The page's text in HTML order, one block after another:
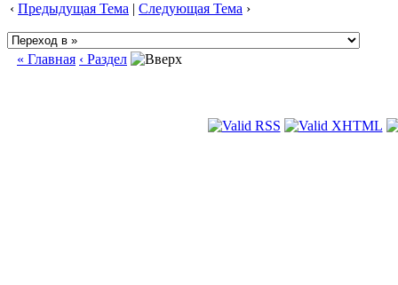
‹ Предыдущая Тема | Следующая Тема ›
« Главная ‹ Раздел